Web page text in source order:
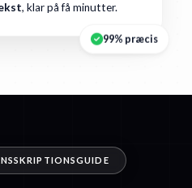
, klar på få minutter.
99% præcis